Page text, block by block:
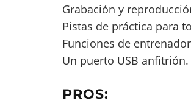
Grabación y
Pistas de práctica para
Funciones de
Un puerto USB anfitrión.
PROS: